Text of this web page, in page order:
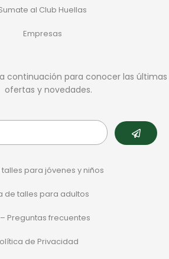
al Club Huellas
Empresas
continuación para conocer las últimas
ofertas y novedades.
para jóvenes y niños
de talles para adultos
– Preguntas frecuentes
de Privacidad